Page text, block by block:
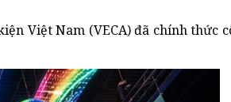
Việt Nam (VECA) đã chính thức